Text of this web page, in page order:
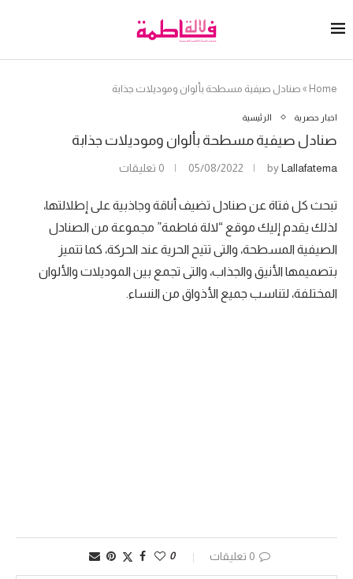
Home
» صنادل صيفية مسطحة بألوان وموديلات جذابة
اخبار حصرية الرئيسية
صنادل صيفية مسطحة بألوان وموديلات جذابة
byLallafatema
05/08/2022 0 تعليقات
تبحث كل فتاة عن صنادل تضيف أناقة وجاذبية على إطلالتها،
لذلك يقدم إليك موقع “لالة فاطمة” مجموعة من الصنادل
الصيفية المسطحة، والتى تتيح الحرية عند الحركة، كما تتميز
بتصميمها الأنيق والجذاب، والتى تجمع بين الموديلات والألوان
المختلفة، لتناسب جميع الأذواق من النساء.
0 تعليقات 0